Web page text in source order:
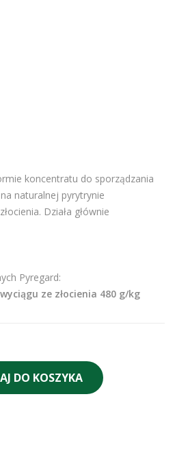
koncentratu do sporządzania
naturalnej pyrytrynie
Działa głównie
Pyregard:
ze złocienia 480 g/kg
DO KOSZYKA